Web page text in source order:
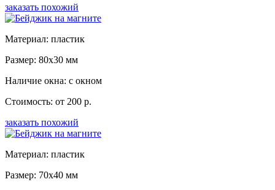
заказать похожий
Материал: пластик
Размер: 80x30 мм
Наличие окна: с окном
Стоимость: от 200 р.
заказать похожий
Материал: пластик
Размер: 70x40 мм